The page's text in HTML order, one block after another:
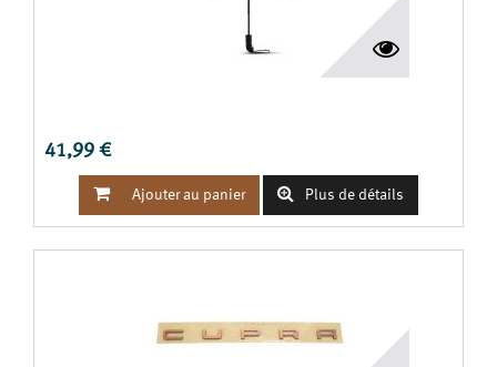
41,99 €
 Ajouter au panier  Plus de détails